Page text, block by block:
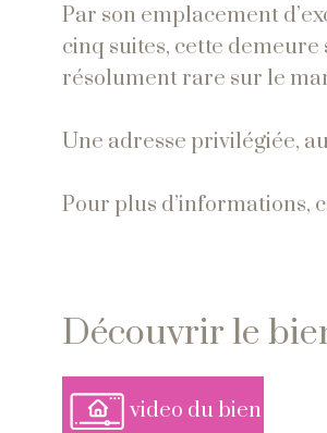
Par son emplacement
cinq suites, cette
résolument rare sur le
Une adresse privilégiée,
Pour plus d’informations,
découvrir le
video du bien